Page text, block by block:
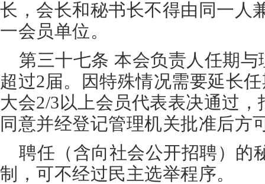
长，会长和秘书长不得由同一人
一会员单位。
第三十七条 本会负责人任期
超过2届。因特殊情况需要延长
大会2/3以上会员代表表决通过
同意并经登记管理机关批准后方
聘任（含向社会公开招聘）的
制，可不经过民主选举程序。